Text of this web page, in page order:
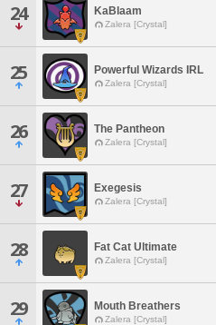
24 KaBlaam
Zalera [Crystal]
25 Powerful Wizards IRL
Zalera [Crystal]
26 The Pantheon
Zalera [Crystal]
27 Exegesis
Zalera [Crystal]
28 Fat Cat Ultimate
Zalera [Crystal]
29 Mouth Breathers
Zalera [Crystal]